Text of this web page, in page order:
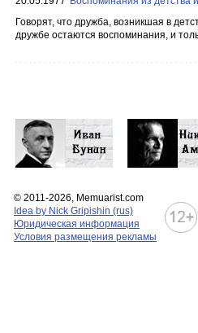
Говорят, что дружба, возникшая в
дружбе остаются воспоминания, и
© 2011-2026, Memuarist.com
Idea by Nick Gripishin (rus)
Юридическая информация
Условия размещения рекламы